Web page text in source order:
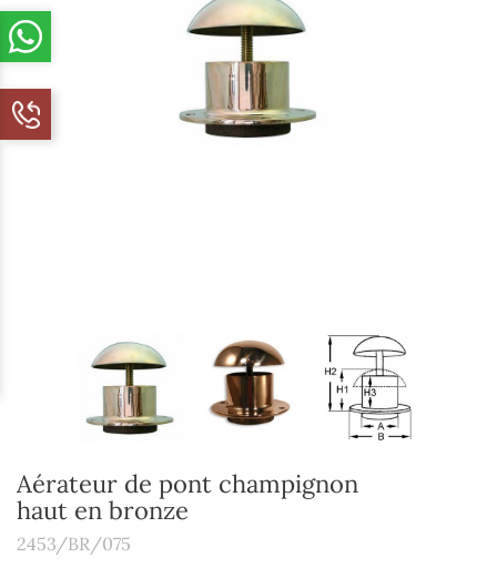
Aérateur de pont champignon
haut en bronze
2453/BR/075